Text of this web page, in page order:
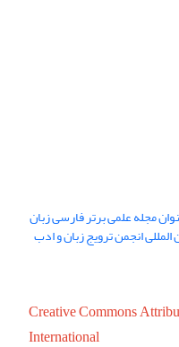
مجله علمی برتر فارسی زبان
بین المللی انجمن ترویج زبان و ادب
Creative Commons
International